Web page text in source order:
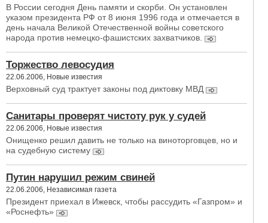
В России сегодня День памяти и скорби. Он установлен
указом президента РФ от 8 июня 1996 года и отмечается в
день начала Великой Отечественной войны советского
народа против немецко-фашистских захватчиков.
Торжество левосудия
22.06.2006, Новые известия
Верховный суд трактует законы под диктовку МВД
Санитары проверят чистоту рук у судей
22.06.2006, Новые известия
Онищенко решил давить не только на виноторговцев, но и
на судебную систему
Путин нарушил режим свиней
22.06.2006, Независимая газета
Президент приехал в Ижевск, чтобы рассудить «Газпром» и
«Роснефть»